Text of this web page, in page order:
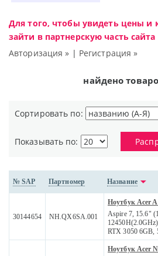
Для того, чтобы увидеть цены и
зайти в партнерскую часть сайта
Авторизация » | Регистрация »
найдено
Сортировать по:
Показывать по:
№ SAP Партномер Название
30144654 NH.QX6SA.001
Ноутбук Acer
Aspire 7, 15.6"
RTX 3050 6GB,
Ноутбук Acer